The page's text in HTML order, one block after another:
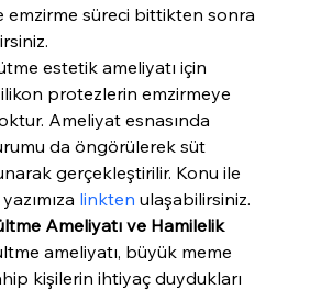
emzirme süreci bittikten sonra
estetik ameliyatı için
protezlerin emzirmeye
Ameliyat esnasında
da öngörülerek süt
gerçekleştirilir. Konu ile
linkten ulaşabilirsiniz.
Ameliyatı ve Hamilelik
ameliyatı, büyük meme
kişilerin ihtiyaç duydukları